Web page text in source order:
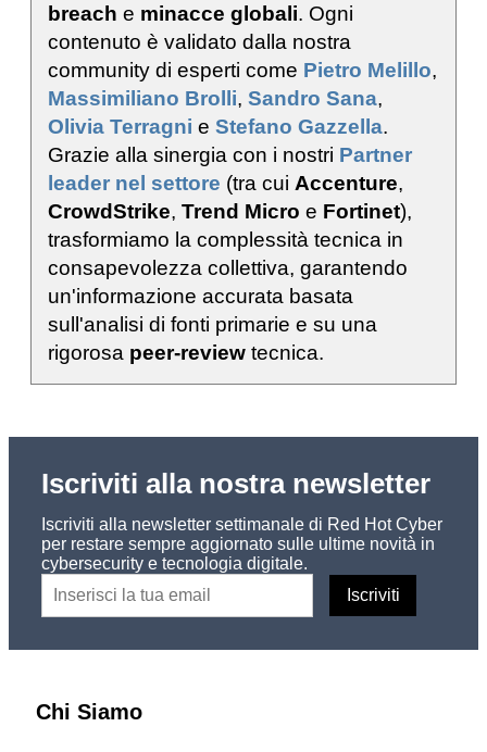
breach e minacce globali. Ogni
contenuto è validato dalla nostra
community di esperti come Pietro Melillo,
Massimiliano Brolli, Sandro Sana,
Olivia Terragni e Stefano Gazzella.
Grazie alla sinergia con i nostri Partner
leader nel settore (tra cui Accenture,
CrowdStrike, Trend Micro e Fortinet),
trasformiamo la complessità tecnica in
consapevolezza collettiva, garantendo
un'informazione accurata basata
sull'analisi di fonti primarie e su una
rigorosa peer-review tecnica.
Iscriviti alla nostra newsletter
Iscriviti alla newsletter settimanale di Red Hot Cyber
per restare sempre aggiornato sulle ultime novità in
cybersecurity e tecnologia digitale.
Chi Siamo